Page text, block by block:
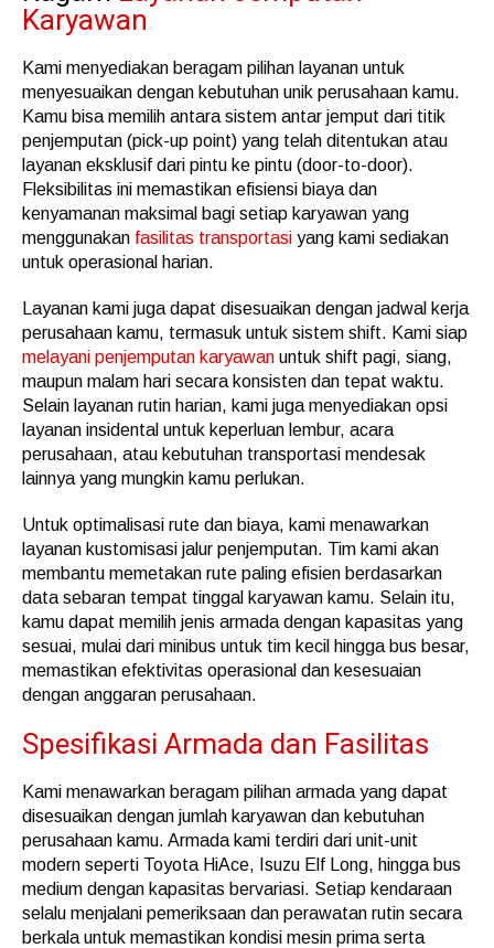
Karyawan
Kami menyediakan beragam pilihan layanan untuk
menyesuaikan dengan kebutuhan unik perusahaan kamu.
Kamu bisa memilih antara sistem antar jemput dari titik
penjemputan (pick-up point) yang telah ditentukan atau
layanan eksklusif dari pintu ke pintu (door-to-door).
Fleksibilitas ini memastikan efisiensi biaya dan
kenyamanan maksimal bagi setiap karyawan yang
menggunakan fasilitas transportasi yang kami sediakan
untuk operasional harian.
Layanan kami juga dapat disesuaikan dengan jadwal kerja
perusahaan kamu, termasuk untuk sistem shift. Kami siap
melayani penjemputan karyawan untuk shift pagi, siang,
maupun malam hari secara konsisten dan tepat waktu.
Selain layanan rutin harian, kami juga menyediakan opsi
layanan insidental untuk keperluan lembur, acara
perusahaan, atau kebutuhan transportasi mendesak
lainnya yang mungkin kamu perlukan.
Untuk optimalisasi rute dan biaya, kami menawarkan
layanan kustomisasi jalur penjemputan. Tim kami akan
membantu memetakan rute paling efisien berdasarkan
data sebaran tempat tinggal karyawan kamu. Selain itu,
kamu dapat memilih jenis armada dengan kapasitas yang
sesuai, mulai dari minibus untuk tim kecil hingga bus besar,
memastikan efektivitas operasional dan kesesuaian
dengan anggaran perusahaan.
Spesifikasi Armada dan Fasilitas
Kami menawarkan beragam pilihan armada yang dapat
disesuaikan dengan jumlah karyawan dan kebutuhan
perusahaan kamu. Armada kami terdiri dari unit-unit
modern seperti Toyota HiAce, Isuzu Elf Long, hingga bus
medium dengan kapasitas bervariasi. Setiap kendaraan
selalu menjalani pemeriksaan dan perawatan rutin secara
berkala untuk memastikan kondisi mesin prima serta